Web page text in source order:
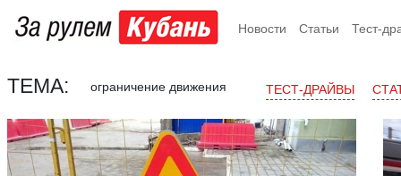
Новости Статьи Тест-
ТЕМА: ограничение движения ТЕСТ-ДРАЙВЫ